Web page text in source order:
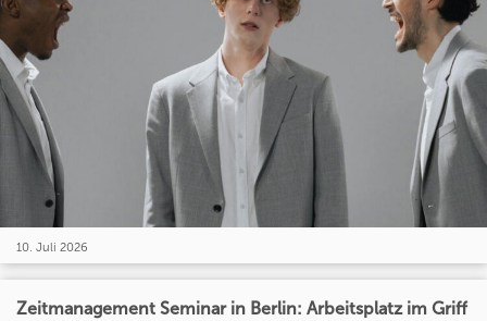
10. Juli 2026
Zeitmanagement Seminar in Berlin: Arbeitsplatz im Griff